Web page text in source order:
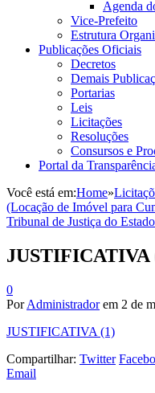
Agenda
Vice-Prefeito
Estrutura
Publicações Oficiais
Decretos
Demais
Portarias
Leis
Licitações
Resoluções
Consursos e
Portal da
Você está em:Home»
(Locação de Imóvel para
Tribunal de Justiça do
JUSTIFICATIVA
0
PorAdministrador em 2 de
JUSTIFICATIVA (1)
Compartilhar: Twitter
Email